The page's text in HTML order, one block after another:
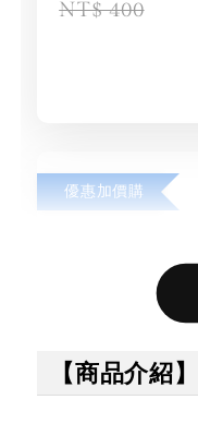
NT$ 400
優惠加價購
【商品介紹】